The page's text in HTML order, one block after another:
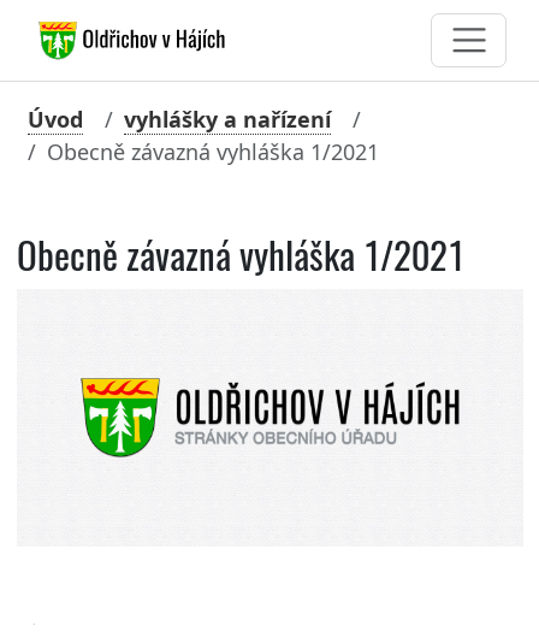
Úvod
vyhlášky a nařízení
Obecně závazná vyhláška 1/2021
Obecně závazná vyhláška 1/2021